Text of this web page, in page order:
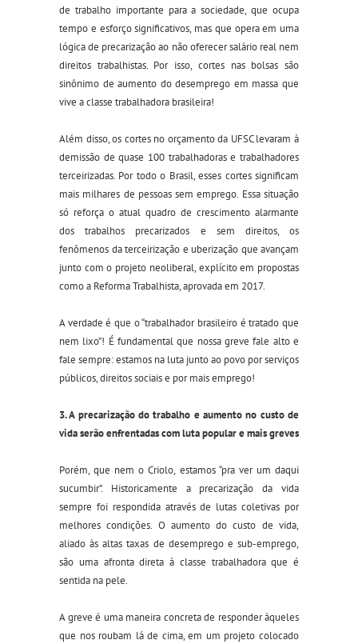
de trabalho importante para a sociedade, que ocupa
tempo e esforço significativos, mas que opera em uma
lógica de precarização ao não oferecer salário real nem
direitos trabalhistas. Por isso, cortes nas bolsas são
sinônimo de aumento do desemprego em massa que
vive a classe trabalhadora brasileira!
Além disso, os cortes no orçamento da UFSC levaram à
demissão de quase 100 trabalhadoras e trabalhadores
terceirizadas. Por todo o Brasil, esses cortes significam
mais milhares de pessoas sem emprego. Essa situação
só reforça o atual quadro de crescimento alarmante
dos trabalhos precarizados e sem direitos, os
fenômenos da terceirização e uberização que avançam
junto com o projeto neoliberal, explícito em propostas
como a Reforma Trabalhista, aprovada em 2017.
A verdade é que o “trabalhador brasileiro é tratado que
nem lixo”! É fundamental que nossa greve fale alto e
fale sempre: estamos na luta junto ao povo por serviços
públicos, direitos sociais e por mais emprego!
3. A precarização do trabalho e aumento no custo de
vida serão enfrentadas com luta popular e mais greves
Porém, que nem o Criolo, estamos “pra ver um daqui
sucumbir”. Historicamente a precarização da vida
sempre foi respondida através de lutas coletivas por
melhores condições. O aumento do custo de vida,
aliado às altas taxas de desemprego e sub-emprego,
são uma afronta direta à classe trabalhadora que é
sentida na pele.
A greve é uma maneira concreta de responder àqueles
que nos roubam lá de cima, em um projeto colocado